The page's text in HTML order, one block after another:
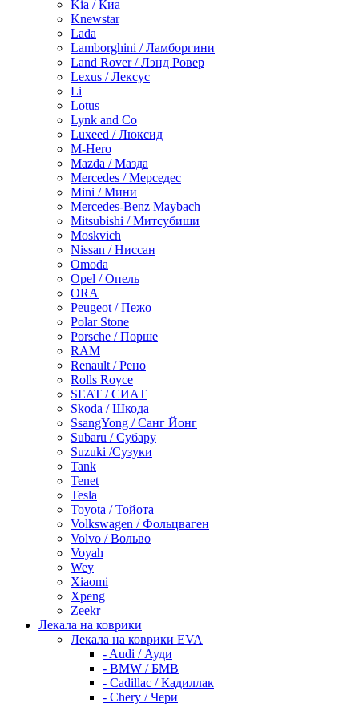
Kia / Киа
Knewstar
Lada
Lamborghini / Ламборгини
Land Rover / Лэнд Ровер
Lexus / Лексус
Li
Lotus
Lynk and Co
Luxeed / Люксид
M-Hero
Mazda / Мазда
Mercedes / Мерседес
Mini / Мини
Mercedes-Benz Maybach
Mitsubishi / Митсубиши
Moskvich
Nissan / Ниссан
Omoda
Opel / Опель
ORA
Peugeot / Пежо
Polar Stone
Porsche / Порше
RAM
Renault / Рено
Rolls Royce
SEAT / СИАТ
Skoda / Шкода
SsangYong / Санг Йонг
Subaru / Субару
Suzuki /Сузуки
Tank
Tenet
Tesla
Toyota / Тойота
Volkswagen / Фольцваген
Volvo / Вольво
Voyah
Wey
Xiaomi
Xpeng
Zeekr
Лекала на коврики
Лекала на коврики EVA
- Audi / Ауди
- BMW / БМВ
- Cadillac / Кадиллак
- Chery / Чери